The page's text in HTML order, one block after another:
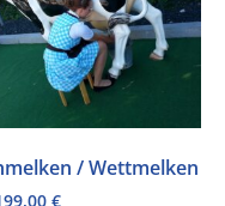
/ Wettmelken
€